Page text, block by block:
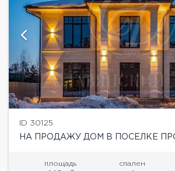
ID 30125
НА ПРОДАЖУ ДОМ В ПОСЕЛКЕ
площадь спален